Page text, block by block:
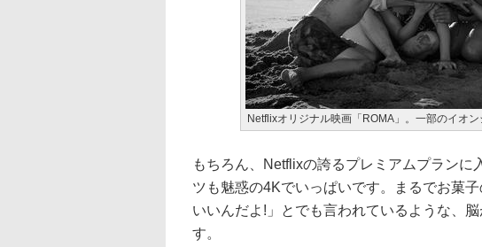
Netflixオリジナル映画「ROMA」。一部のイオ
もちろん、Netflixの誇るプレミアムプラン
ツも魅惑の4Kでいっぱいです。まるでお菓
いいんだよ!」とでも言われているような、
す。